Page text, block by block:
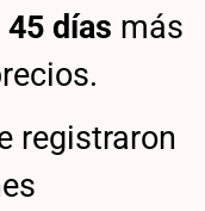
45 días más
registraron